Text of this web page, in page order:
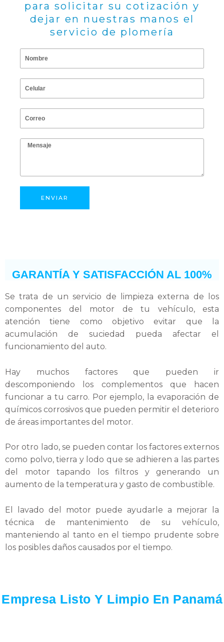
para solicitar su cotización y
dejar en nuestras manos el
servicio de plomería
o
m
e
l
o
r
o
ENVIAR
GARANTÍA Y SATISFACCIÓN AL 100%
Se trata de un servicio de limpieza externa de los
componentes del motor de tu vehículo, esta
atención tiene como objetivo evitar que la
acumulación de suciedad pueda afectar el
funcionamiento del auto.
Hay muchos factores que pueden ir
descomponiendo los complementos que hacen
funcionar a tu carro. Por ejemplo, la evaporación de
químicos corrosivos que pueden permitir el deterioro
de áreas importantes del motor.
Por otro lado, se pueden contar los factores externos
como polvo, tierra y lodo que se adhieren a las partes
del motor tapando los filtros y generando un
aumento de la temperatura y gasto de combustible.
El lavado del motor puede ayudarle a mejorar la
técnica de mantenimiento de su vehículo,
manteniendo al tanto en el tiempo prudente sobre
los posibles daños causados por el tiempo.
Empresa Listo Y Limpio En Panamá